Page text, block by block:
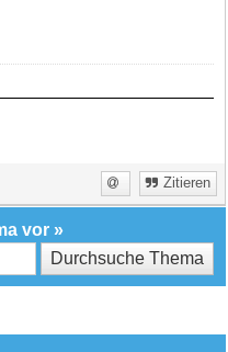
Zitieren
vor »